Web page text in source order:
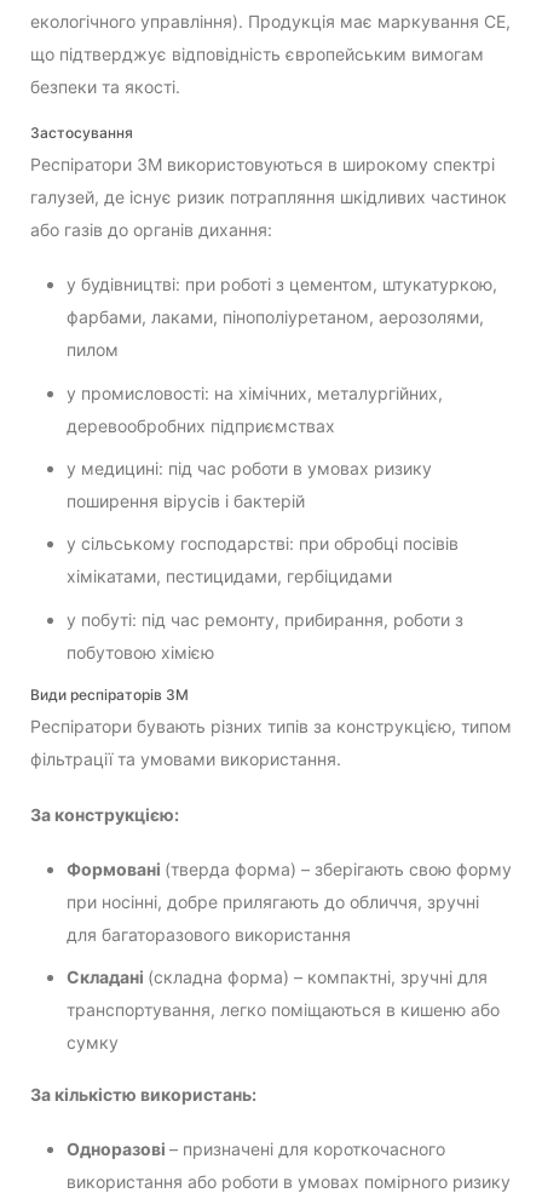
екологічного управління). Продукція має маркування CE,
що підтверджує відповідність європейським вимогам
безпеки та якості.
Застосування
Респіратори 3M використовуються в широкому спектрі
галузей, де існує ризик потрапляння шкідливих частинок
або газів до органів дихання:
у будівництві: при роботі з цементом, штукатуркою,
фарбами, лаками, пінополіуретаном, аерозолями,
пилом
у промисловості: на хімічних, металургійних,
деревообробних підприємствах
у медицині: під час роботи в умовах ризику
поширення вірусів і бактерій
у сільському господарстві: при обробці посівів
хімікатами, пестицидами, гербіцидами
у побуті: під час ремонту, прибирання, роботи з
побутовою хімією
Види респіраторів 3M
Респіратори бувають різних типів за конструкцією, типом
фільтрації та умовами використання.
За конструкцією:
Формовані (тверда форма) – зберігають свою форму
при носінні, добре прилягають до обличчя, зручні
для багаторазового використання
Складані (складна форма) – компактні, зручні для
транспортування, легко поміщаються в кишеню або
сумку
За кількістю використань:
Одноразові – призначені для короткочасного
використання або роботи в умовах помірного ризику